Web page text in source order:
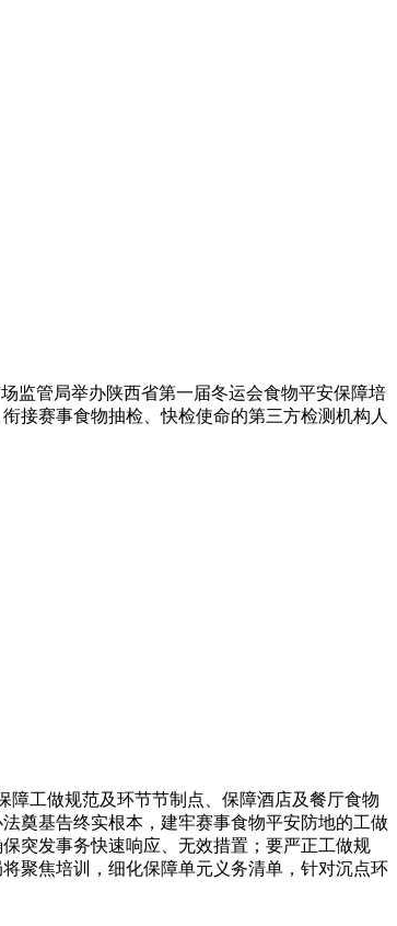
管局举办陕西省第一届冬运会食物平安保障培
接赛事食物抽检、快检使命的第三方检测机构人
工做规范及环节节制点、保障酒店及餐厅食物
奠基告终实根本，建牢赛事食物平安防地的工做
突发事务快速响应、无效措置；要严正工做规
聚焦培训，细化保障单元义务清单，针对沉点环